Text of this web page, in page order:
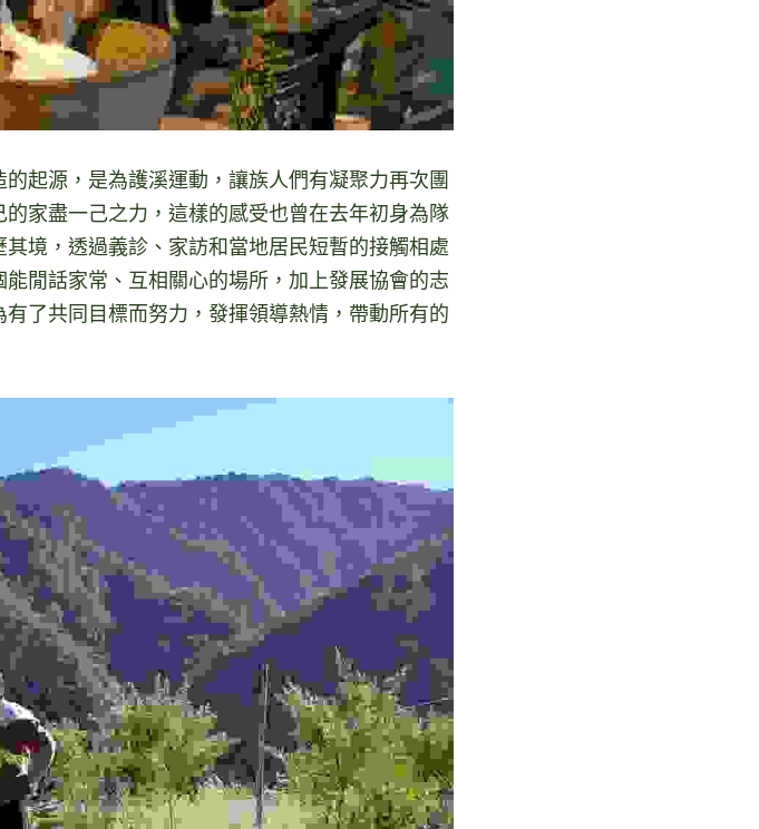
起源，是為護溪運動，讓族人們有凝聚力再次團
家盡一己之力，這樣的感受也曾在去年初身為隊
境，透過義診、家訪和當地居民短暫的接觸相處
閒話家常、互相關心的場所，加上發展協會的志
了共同目標而努力，發揮領導熱情，帶動所有的